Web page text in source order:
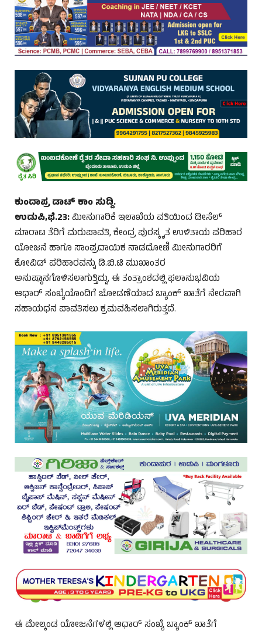
ಕುಂದಾಪ್ರ ಡಾಟ್ ಕಾಂ ಸುದ್ದಿ.
ಉಡುಪಿ,ಫೆ.23:ಮೀನುಗಾರಿಕೆ ಇಲಾಖೆಯ ವತಿಯಿಂದ ಡೀಸೆಲ್
ಮಾರಾಟ ತೆರಿಗೆ ಮರುಪಾವತಿ, ಕೇಂದ್ರ ಪುರಸ್ಕೃತ ಉಳಿತಾಯ ಪರಿಹಾರ
ಯೋಜನೆ ಹಾಗೂ ಸಾಂಪ್ರದಾಯಿಕ ನಾಡದೋಣಿ ಮೀನುಗಾರರಿಗೆ
ಕೋವಿಡ್ ಪರಿಹಾರವನ್ನು ಡಿ.ಬಿ.ಟಿ ಮುಖಾಂತರ
ಅನುಷ್ಠಾನಗೊಳಿಸಲಾಗುತ್ತಿದ್ದು, ಈ ತಂತ್ರಾಂಶದಲ್ಲಿ ಫಲಾನುಭವಿಯ
ಆಧಾರ್ ಸಂಖ್ಯೆಯೊಂದಿಗೆ ಜೋಡಣೆಯಾದ ಬ್ಯಾಂಕ್ ಖಾತೆಗೆ ನೇರವಾಗಿ
ಸಹಾಯಧನ ಪಾವತಿಸಲು ಕ್ರಮವಹಿಸಲಾಗಿರುತ್ತದೆ.
ಈ ಮೇಲ್ಕಂಡ ಯೋಜನೆಗಳಲ್ಲಿ ಆಧಾರ್ ಸಂಖ್ಯೆ ಬ್ಯಾಂಕ್ ಖಾತೆಗೆ